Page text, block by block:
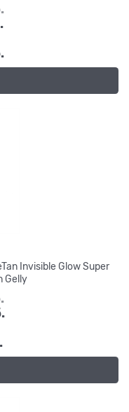
Invisible Glow Super
Gelly